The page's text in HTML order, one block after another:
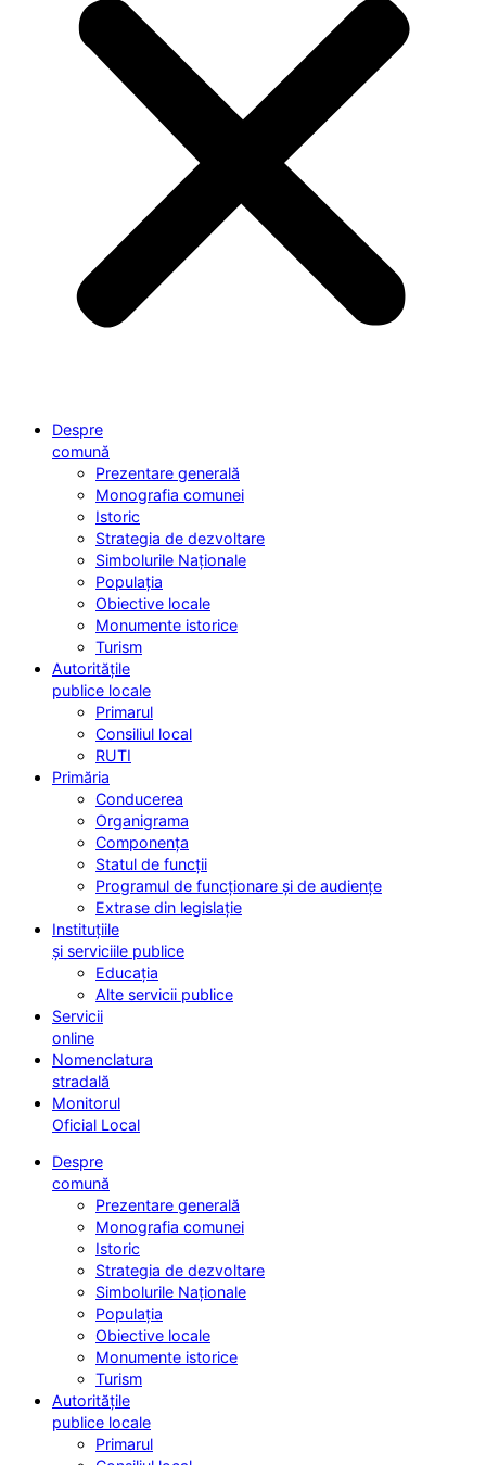
Despre
comună
Prezentare generală
Monografia comunei
Istoric
Strategia de dezvoltare
Simbolurile Naționale
Populația
Obiective locale
Monumente istorice
Turism
Autoritățile
publice locale
Primarul
Consiliul local
RUTI
Primăria
Conducerea
Organigrama
Componența
Statul de funcții
Programul de funcționare și de audiențe
Extrase din legislație
Instituțiile
și serviciile publice
Educația
Alte servicii publice
Servicii
online
Nomenclatura
stradală
Monitorul
Oficial Local
Despre
comună
Prezentare generală
Monografia comunei
Istoric
Strategia de dezvoltare
Simbolurile Naționale
Populația
Obiective locale
Monumente istorice
Turism
Autoritățile
publice locale
Primarul